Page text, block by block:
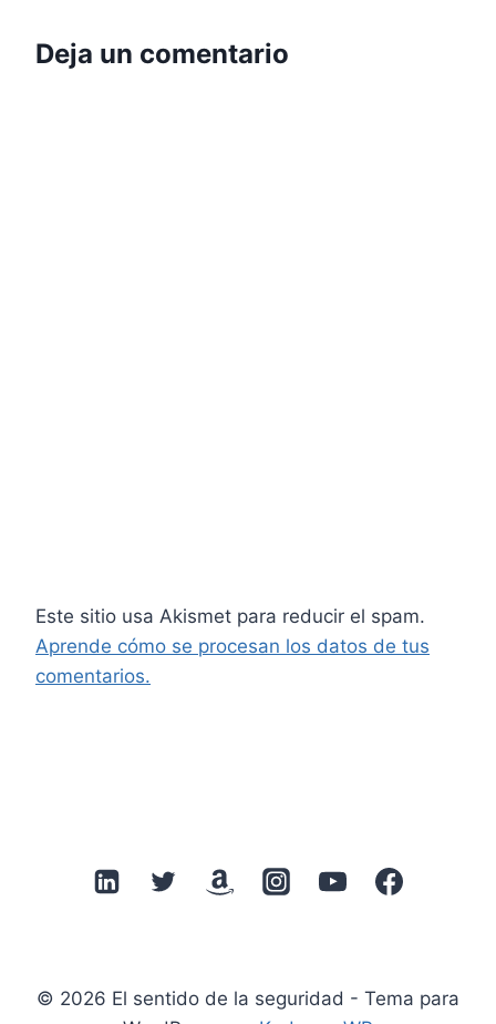
Deja un comentario
Este sitio usa Akismet para reducir el spam.
Aprende cómo se procesan los datos de tus
comentarios.
© 2026 El sentido de la seguridad - Tema para